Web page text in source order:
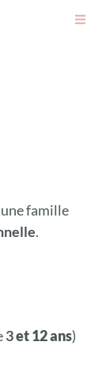
famille
.
3et 12 ans)